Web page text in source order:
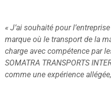
« J’ai souhaité pour
marque où le transport de la
charge avec compétence par
SOMATRA TRANSPORTS
comme une expérience